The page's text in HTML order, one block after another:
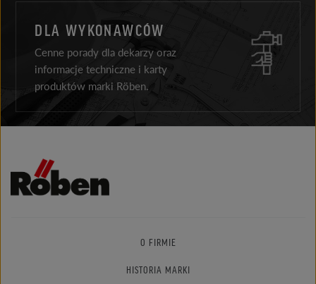
DLA WYKONAWCÓW
Cenne porady dla dekarzy oraz
informacje techniczne i karty
produktów marki Röben.
O FIRMIE
HISTORIA MARKI